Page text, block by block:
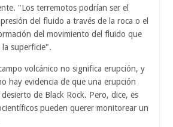
"Los terremotos podrían ser el
del fluido a través de la roca o el
del movimiento del fluido que
la superficie".
volcánico no significa erupción, y
hay evidencia de que una erupción
de Black Rock. Pero, dice, es
pueden querer monitorear un